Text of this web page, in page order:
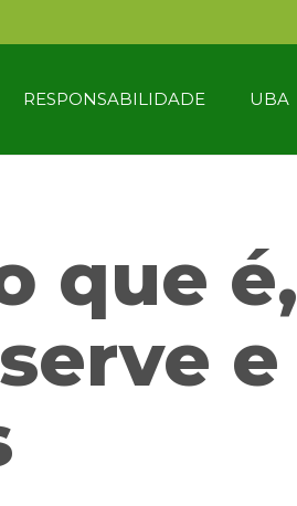
RESPONSABILIDADE UBA
que é,
e